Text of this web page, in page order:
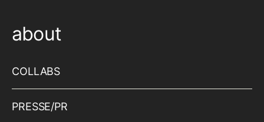
about
COLLABS
PRESSE/PR